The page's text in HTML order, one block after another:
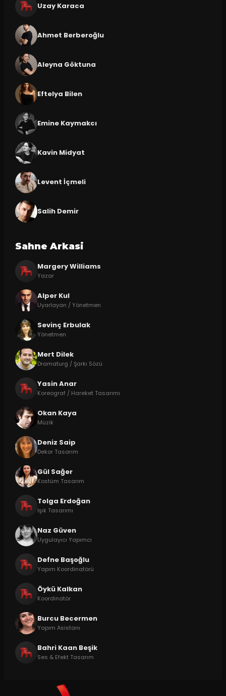
Uzay Karaca
Ahmet Berberoğlu
Aleyna Göktuna
Eftelya Bilen
Emine Kaymakcı
Kavin Midyat
Levent İçmeli
Salih Demir
Sahne Arkasi
Margery Williams
Yazar
Alper Kul
Uyarlayan / Yönetmen
Sevinç Erbulak
Yönetmen
Mert Dilek
Dramaturg / Şarkı Sözü
Yasin Anar
Koreograf / Hareket Tasarımı
Okan Kaya
Müzik
Deniz Saip
Dekor Tasarım
Gül Sağer
Kostüm Tasarım
Tolga Erdoğan
Işık Tasarımı
Naz Güven
Uygulayıcı Yapımcı
Defne Başoğlu
Yapım Koordinatörü
Öykü Kalkan
Koordinatör
Burcu Becermen
Yapım Asistanı
Bahri Kaan Beşik
Ses & Efekt Tasarım